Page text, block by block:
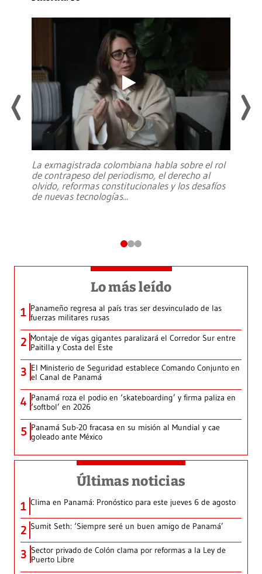
La exmagistrada colombiana habla sobre el rol
de contrapeso del periodismo, el derecho al
olvido, reformas constitucionales y los desafíos
de nuevas tecnologías...
Lo más leído
1 Panameño regresa al país tras ser desvinculado de las
fuerzas militares rusas
2 Montaje de vigas gigantes paralizará el Corredor Sur entre
Paitilla y Costa del Este
3 El Ministerio de Seguridad establece Comando Conjunto en
el Canal de Panamá
4 Panamá roza el podio en ‘skateboarding’ y firma paliza en
‘softbol’ en 2026
5 Panamá Sub-20 fracasa en su misión al Mundial y cae
goleado ante México
Últimas noticias
1 Clima en Panamá: Pronóstico para este jueves 6 de agosto
2 Sumit Seth: ‘Siempre seré un buen amigo de Panamá’
3 Sector privado de Colón clama por reformas a la Ley de
Puerto Libre